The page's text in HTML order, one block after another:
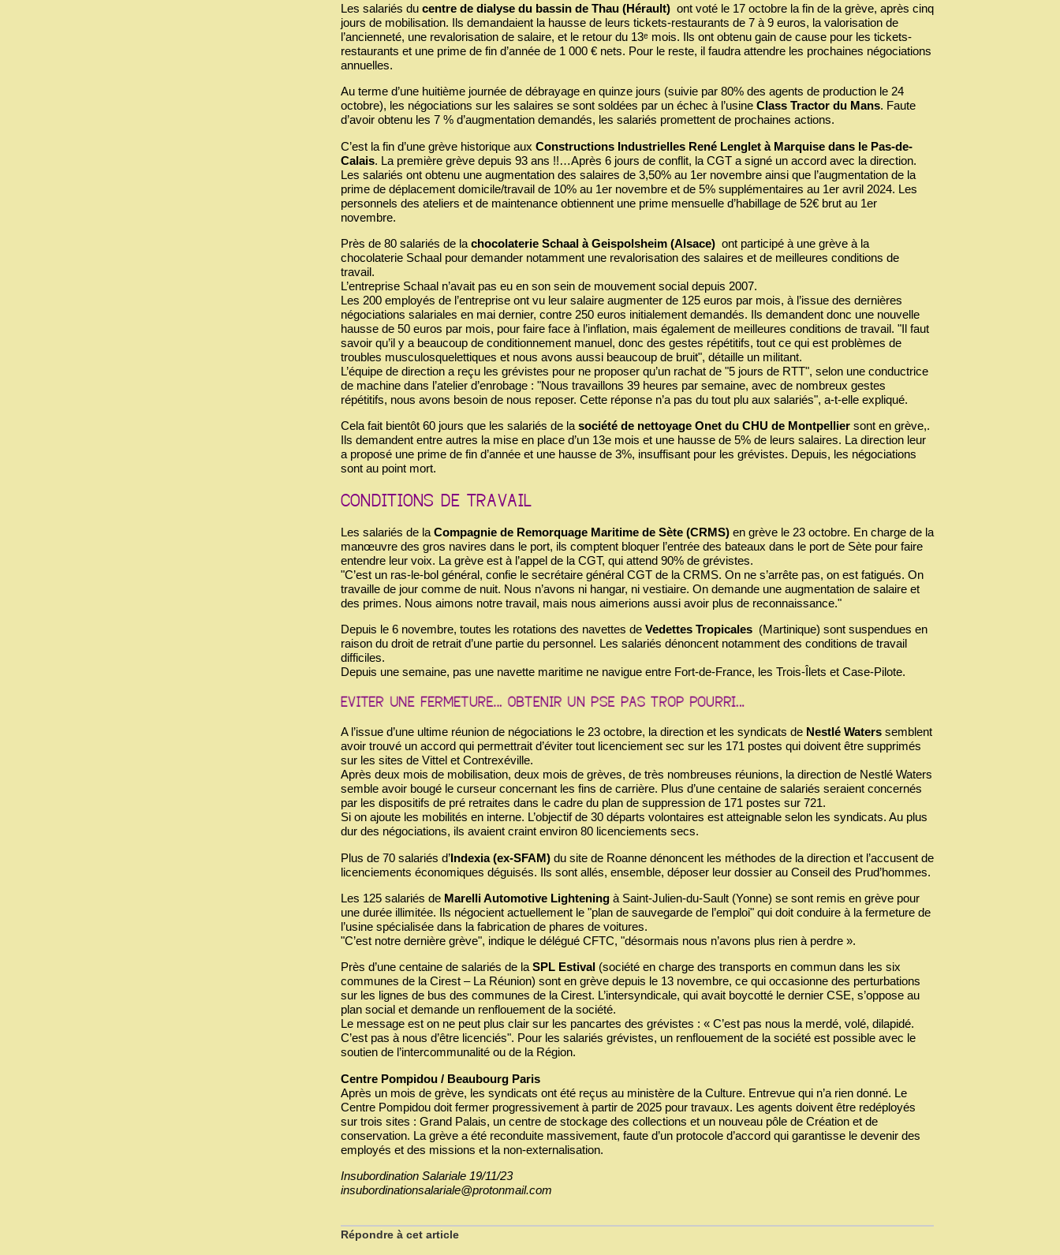
Les salariés du centre de dialyse du bassin de Thau (Hérault) ont voté le 17 octobre la fin de la grève, après cinq
jours de mobilisation. Ils demandaient la hausse de leurs tickets-restaurants de 7 à 9 euros, la valorisation de
l’ancienneté, une revalorisation de salaire, et le retour du 13ᵉ mois. Ils ont obtenu gain de cause pour les tickets-
restaurants et une prime de fin d’année de 1 000 € nets. Pour le reste, il faudra attendre les prochaines négociations
annuelles.
Au terme d’une huitième journée de débrayage en quinze jours (suivie par 80% des agents de production le 24
octobre), les négociations sur les salaires se sont soldées par un échec à l’usine Class Tractor du Mans. Faute
d’avoir obtenu les 7 % d’augmentation demandés, les salariés promettent de prochaines actions.
C’est la fin d’une grève historique aux Constructions Industrielles René Lenglet à Marquise dans le Pas-de-
Calais. La première grève depuis 93 ans !!…Après 6 jours de conflit, la CGT a signé un accord avec la direction.
Les salariés ont obtenu une augmentation des salaires de 3,50% au 1er novembre ainsi que l’augmentation de la
prime de déplacement domicile/travail de 10% au 1er novembre et de 5% supplémentaires au 1er avril 2024. Les
personnels des ateliers et de maintenance obtiennent une prime mensuelle d’habillage de 52€ brut au 1er
novembre.
Près de 80 salariés de la chocolaterie Schaal à Geispolsheim (Alsace) ont participé à une grève à la
chocolaterie Schaal pour demander notamment une revalorisation des salaires et de meilleures conditions de
travail.
L’entreprise Schaal n’avait pas eu en son sein de mouvement social depuis 2007.
Les 200 employés de l’entreprise ont vu leur salaire augmenter de 125 euros par mois, à l’issue des dernières
négociations salariales en mai dernier, contre 250 euros initialement demandés. Ils demandent donc une nouvelle
hausse de 50 euros par mois, pour faire face à l’inflation, mais également de meilleures conditions de travail. "Il faut
savoir qu’il y a beaucoup de conditionnement manuel, donc des gestes répétitifs, tout ce qui est problèmes de
troubles musculosquelettiques et nous avons aussi beaucoup de bruit", détaille un militant.
L’équipe de direction a reçu les grévistes pour ne proposer qu’un rachat de "5 jours de RTT", selon une conductrice
de machine dans l’atelier d’enrobage : "Nous travaillons 39 heures par semaine, avec de nombreux gestes
répétitifs, nous avons besoin de nous reposer. Cette réponse n’a pas du tout plu aux salariés", a-t-elle expliqué.
Cela fait bientôt 60 jours que les salariés de la société de nettoyage Onet du CHU de Montpellier sont en grève,.
Ils demandent entre autres la mise en place d’un 13e mois et une hausse de 5% de leurs salaires. La direction leur
a proposé une prime de fin d’année et une hausse de 3%, insuffisant pour les grévistes. Depuis, les négociations
sont au point mort.
Les salariés de la Compagnie de Remorquage Maritime de Sète (CRMS) en grève le 23 octobre. En charge de la
manœuvre des gros navires dans le port, ils comptent bloquer l’entrée des bateaux dans le port de Sète pour faire
entendre leur voix. La grève est à l’appel de la CGT, qui attend 90% de grévistes.
"C’est un ras-le-bol général, confie le secrétaire général CGT de la CRMS. On ne s’arrête pas, on est fatigués. On
travaille de jour comme de nuit. Nous n’avons ni hangar, ni vestiaire. On demande une augmentation de salaire et
des primes. Nous aimons notre travail, mais nous aimerions aussi avoir plus de reconnaissance."
Depuis le 6 novembre, toutes les rotations des navettes de Vedettes Tropicales (Martinique) sont suspendues en
raison du droit de retrait d’une partie du personnel. Les salariés dénoncent notamment des conditions de travail
difficiles.
Depuis une semaine, pas une navette maritime ne navigue entre Fort-de-France, les Trois-Îlets et Case-Pilote.
A l’issue d’une ultime réunion de négociations le 23 octobre, la direction et les syndicats de Nestlé Waters semblent
avoir trouvé un accord qui permettrait d’éviter tout licenciement sec sur les 171 postes qui doivent être supprimés
sur les sites de Vittel et Contrexéville.
Après deux mois de mobilisation, deux mois de grèves, de très nombreuses réunions, la direction de Nestlé Waters
semble avoir bougé le curseur concernant les fins de carrière. Plus d’une centaine de salariés seraient concernés
par les dispositifs de pré retraites dans le cadre du plan de suppression de 171 postes sur 721.
Si on ajoute les mobilités en interne. L’objectif de 30 départs volontaires est atteignable selon les syndicats. Au plus
dur des négociations, ils avaient craint environ 80 licenciements secs.
Plus de 70 salariés d’Indexia (ex-SFAM) du site de Roanne dénoncent les méthodes de la direction et l’accusent de
licenciements économiques déguisés. Ils sont allés, ensemble, déposer leur dossier au Conseil des Prud’hommes.
Les 125 salariés de Marelli Automotive Lightening à Saint-Julien-du-Sault (Yonne) se sont remis en grève pour
une durée illimitée. Ils négocient actuellement le "plan de sauvegarde de l’emploi" qui doit conduire à la fermeture de
l’usine spécialisée dans la fabrication de phares de voitures.
"C’est notre dernière grève", indique le délégué CFTC, "désormais nous n’avons plus rien à perdre ».
Près d’une centaine de salariés de la SPL Estival (société en charge des transports en commun dans les six
communes de la Cirest – La Réunion) sont en grève depuis le 13 novembre, ce qui occasionne des perturbations
sur les lignes de bus des communes de la Cirest. L’intersyndicale, qui avait boycotté le dernier CSE, s’oppose au
plan social et demande un renflouement de la société.
Le message est on ne peut plus clair sur les pancartes des grévistes : « C’est pas nous la merdé, volé, dilapidé.
C’est pas à nous d’être licenciés". Pour les salariés grévistes, un renflouement de la société est possible avec le
soutien de l’intercommunalité ou de la Région.
Centre Pompidou / Beaubourg Paris
Après un mois de grève, les syndicats ont été reçus au ministère de la Culture. Entrevue qui n’a rien donné. Le
Centre Pompidou doit fermer progressivement à partir de 2025 pour travaux. Les agents doivent être redéployés
sur trois sites : Grand Palais, un centre de stockage des collections et un nouveau pôle de Création et de
conservation. La grève a été reconduite massivement, faute d’un protocole d’accord qui garantisse le devenir des
employés et des missions et la non-externalisation.
Insubordination Salariale 19/11/23
insubordinationsalariale@protonmail.com
Répondre à cet article